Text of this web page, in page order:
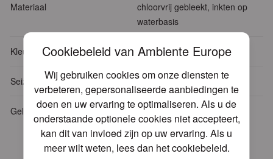
Cookiebeleid van Ambiente Europe
Wij gebruiken cookies om onze diensten te
verbeteren, gepersonaliseerde aanbiedingen te
doen en uw ervaring te optimaliseren. Als u de
onderstaande optionele cookies niet accepteert,
kan dit van invloed zijn op uw ervaring. Als u
meer wilt weten, lees dan hetcookiebeleid.
Materiaal
chloorvrij gebleekt, inkten op
waterbasis
Kleur Goud
Seizoen Winter
Gelegenheid Oud & Nieuw
Gerelateerde producten